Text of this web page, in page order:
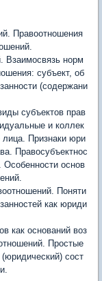
Правоотношения
Взаимосвязь норм
субъект, об
(содержа­ни
субъектов прав
и коллек
лица. Признаки юри
Правосубъектнос
основ
По­няти
как юриди
как оснований воз
Про­стые
сост